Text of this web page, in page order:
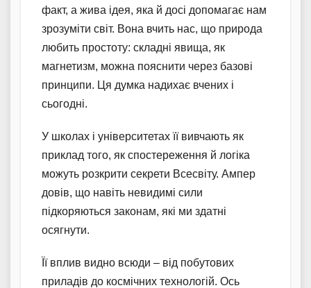
факт, а жива ідея, яка й досі допомагає нам
зрозуміти світ. Вона вчить нас, що природа
любить простоту: складні явища, як
магнетизм, можна пояснити через базові
принципи. Ця думка надихає вчених і
сьогодні.
У школах і університетах її вивчають як
приклад того, як спостереження й логіка
можуть розкрити секрети Всесвіту. Ампер
довів, що навіть невидимі сили
підкоряються законам, які ми здатні
осягнути.
Її вплив видно всюди – від побутових
приладів до космічних технологій. Ось